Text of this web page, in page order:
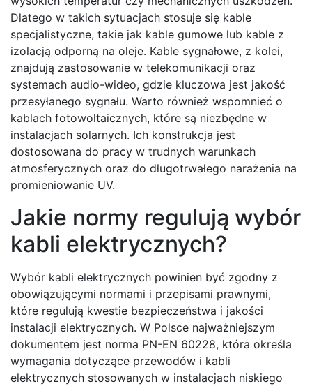
Dlatego w takich sytuacjach stosuje się kable
specjalistyczne, takie jak kable gumowe lub kable z
izolacją odporną na oleje. Kable sygnałowe, z kolei,
znajdują zastosowanie w telekomunikacji oraz
systemach audio-wideo, gdzie kluczowa jest jakość
przesyłanego sygnału. Warto również wspomnieć o
kablach fotowoltaicznych, które są niezbędne w
instalacjach solarnych. Ich konstrukcja jest
dostosowana do pracy w trudnych warunkach
atmosferycznych oraz do długotrwałego narażenia na
promieniowanie UV.
Jakie normy regulują wybór
kabli elektrycznych?
Wybór kabli elektrycznych powinien być zgodny z
obowiązującymi normami i przepisami prawnymi,
które regulują kwestie bezpieczeństwa i jakości
instalacji elektrycznych. W Polsce najważniejszym
dokumentem jest norma PN-EN 60228, która określa
wymagania dotyczące przewodów i kabli
elektrycznych stosowanych w instalacjach niskiego